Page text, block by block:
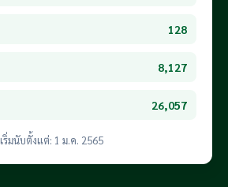
128
8,127
26,057
เริ่มนับตั้งแต่: 1 ม.ค. 2565